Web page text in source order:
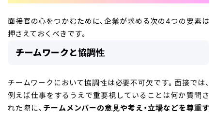
面接官の心をつかむために、企業が求める次の4つの要素は
押さえておくべきです。
チームワークと協調性
チームワークにおいて協調性は必要不可欠です。面接では、
例えば仕事をするうえで重要視していることは何か質問さ
れた際に、 チームメンバーの意見や考え・立場などを尊重す